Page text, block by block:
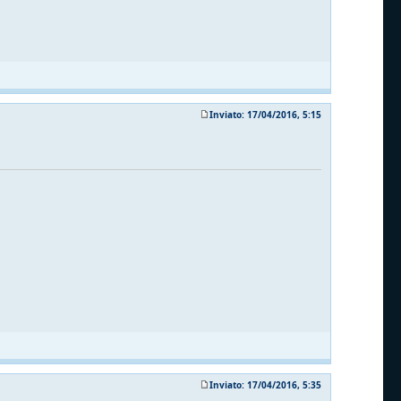
Inviato: 17/04/2016, 5:15
Inviato: 17/04/2016, 5:35